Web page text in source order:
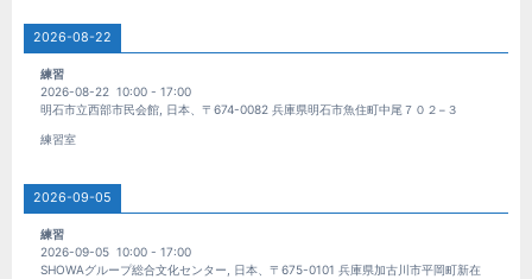
2026-08-22
練習
2026-08-22 10:00 -17:00
明石市立西部市民会館, 日本、〒674-0082 兵庫県明石市魚住町中尾７０２−３
練習室
2026-09-05
練習
2026-09-05 10:00 -17:00
SHOWAグループ総合文化センター, 日本、〒675-0101 兵庫県加古川市平岡町新在